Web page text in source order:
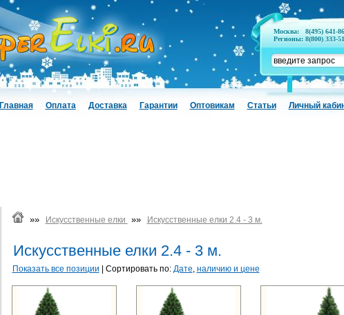
Москва:
8(495) 641-
Регионы: 8(800) 333-
Главная Оплата Доставка Гарантии Оптовикам Статьи Личный
»» Искусственные елки »» Искусственные елки 2.4 - 3 м.
Искусственные елки 2.4 - 3 м.
Показать все позиции | Сортировать по: Дате, наличию и цене